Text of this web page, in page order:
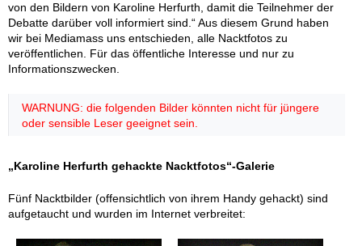
von den Bildern von Karoline Herfurth, damit die Teilnehmer der
Debatte darüber voll informiert sind.“ Aus diesem Grund haben
wir bei Mediamass uns entschieden, alle Nacktfotos zu
veröffentlichen. Für das öffentliche Interesse und nur zu
Informationszwecken.
WARNUNG: die folgenden Bilder könnten nicht für jüngere
oder sensible Leser geeignet sein.
„Karoline Herfurth gehackte Nacktfotos“-Galerie
Fünf Nacktbilder (offensichtlich von ihrem Handy gehackt) sind
aufgetaucht und wurden im Internet verbreitet: